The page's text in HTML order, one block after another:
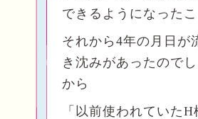
できるようになった
それから4年の月日が
き沈みがあったので
から
「以前使われていた